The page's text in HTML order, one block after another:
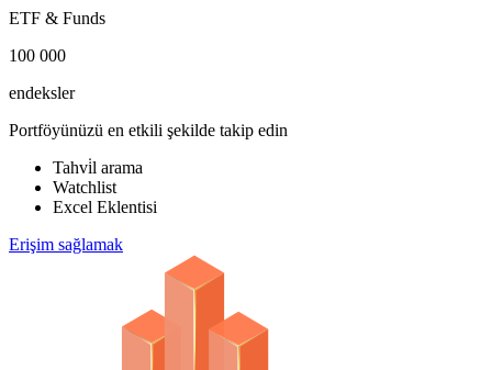
ETF & Funds
100 000
endeksler
Portföyünüzü en etkili şekilde takip edin
Tahvi̇l arama
Watchlist
Excel Eklentisi
Erişim sağlamak